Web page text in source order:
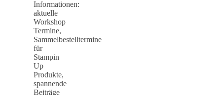
Informationen:
aktuelle
Workshop
Termine,
Sammelbestelltermine
für
Stampin
Up
Produkte,
spannende
Beiträge